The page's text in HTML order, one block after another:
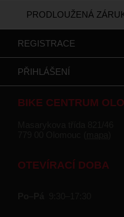
PRODLOUŽENÁ
REGISTRACE
PŘIHLÁŠENÍ
BIKE CENTRUM
OTEVÍRACÍ DOBA